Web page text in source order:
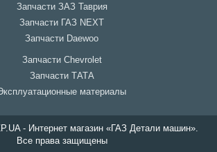
Запчасти ЗАЗ Таврия
Запчасти ГАЗ NEXT
Запчасти Daewoo
Запчасти Chevrolet
Запчасти ТАТА
материалы
- Интернет магазин «ГАЗ Детали машин».
Все права защищены